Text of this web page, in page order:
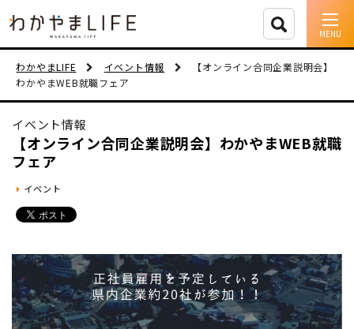
イベント情報
移住支援
人に会う
市町村を探す
移住者インタビュー
わかやまLIFE イベント情報
【オンライン合同企業説明会】
わかやまWEB就職フェア
イベント情報
【オンライン合同企業説明会】わかやまWEB就職
フェア
イベント